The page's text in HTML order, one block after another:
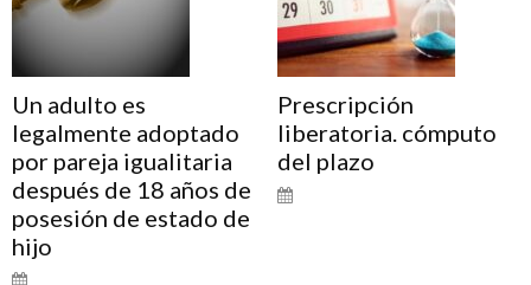
Un adulto es
legalmente adoptado
por pareja igualitaria
después de 18 años de
posesión de estado de
hijo
Prescripción
liberatoria. cómputo
del plazo